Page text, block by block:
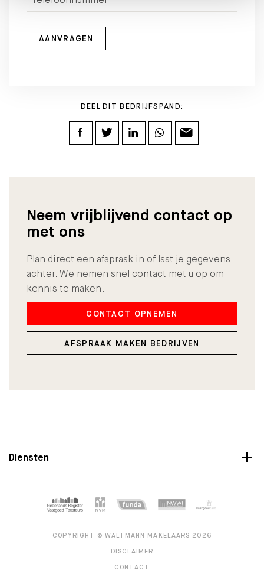
AANVRAGEN
DEEL DIT BEDRIJFSPAND:
Neem vrijblijvend contact op
met ons
Plan direct een afspraak in of laat je gegevens
achter. We nemen snel contact met u op om
kennis te maken.
CONTACT OPNEMEN
AFSPRAAK MAKEN BEDRIJVEN
Diensten
COPYRIGHT © WALTMANN MAKELAARS 2026
DISCLAIMER
CONTACT